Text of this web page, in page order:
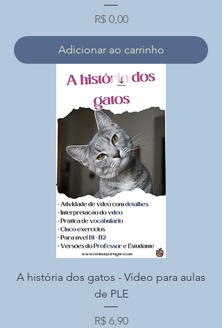
Preço
R$ 0,00
Adicionar ao carrinho
A história dos gatos - Vídeo para aulas
de PLE
Preço
R$ 6,90